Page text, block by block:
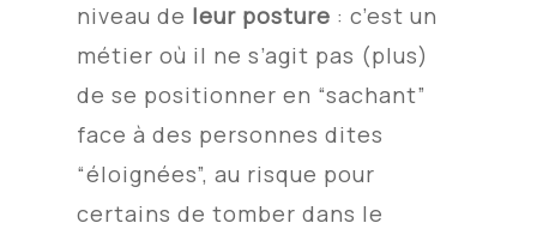
niveau de leur posture : c’est un
métier où il ne s’agit pas (plus)
de se positionner en “sachant”
face à des personnes dites
“éloignées”, au risque pour
certains de tomber dans le